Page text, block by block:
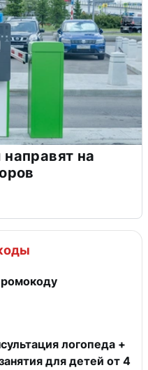
на
логопеда +
для детей от 4